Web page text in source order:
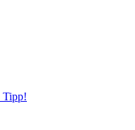
Tipp!